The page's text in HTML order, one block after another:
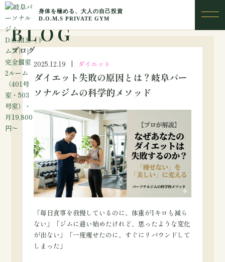
BLOG
ブログ
2025.12.19 ダイエット
ダイエット失敗の原因とは？岐阜パー
ソナルジムの科学的メソッド
「毎日食事を我慢しているのに、体重が1キロも減ら
ない」「ジムに通い始めたけれど、思ったような変化
が出ない」「一度痩せたのに、すぐにリバウンドして
しまった」